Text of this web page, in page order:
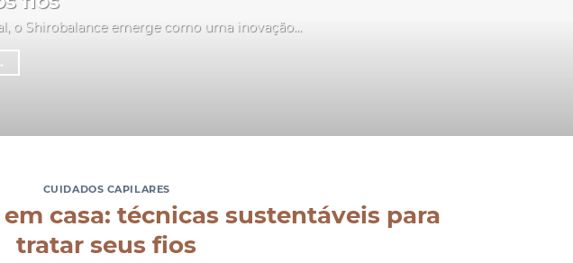
o Shirobalance emerge como uma inovação...
CUIDADOS CAPILARES
casa: técnicas sustentáveis para
tratar seus fios